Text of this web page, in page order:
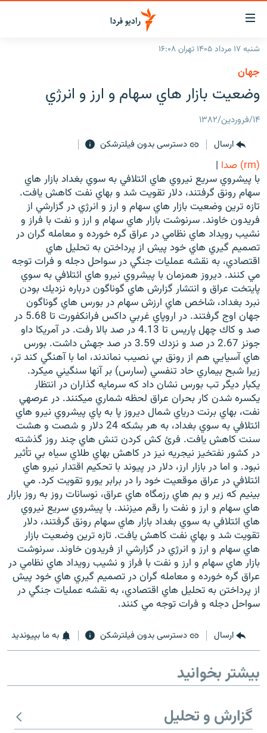
لینک‌های
قابلیت
دسترسی
بازگشت
منوی
اصلی
صفحه
جستجو
جهان
رادیو
انتخاب کنید و بشنوید
برنامه‌های رادیویی
فرکانس‌ها
پادکست
چندرسانه‌ای
گزارش‌های تصویری
گزارش‌های ویدئویی
زنان فردا
English
به ما بپیوندید
زبان‌های دیگر
شنبه ۱۷ مرداد ۱۴۰۵ تهران ۱۶:۰۸
جهان
وضعيت بازار هاي سهام و ارز و انرژي
۱۴/فروردین/۱۳۸۲
ارسال
دسترسی بدون فیلترشکن
(rm) صدا
|
با پيشروي سريع نيروي هاي ائتلافي به سوي بغداد بازار هاي
سهام رونق گرفتند، دلار تقويت شد و بهاي نفت كاهش يافت.
تازه ترين وضعيت بازار هاي سهام و ارز و انرژي در گزارشي از
فريدون خاوند. سرنوشت بازار هاي سهام و ارز و نفت با فراز و
نشيب رويداد هاي نظامي در عراق گره خورده و معامله گران در
تصميم گيري هاي خود پيش از پرداختن به تحليل هاي
اقتصادي، به نقشه عمليات جنگي در سواحل دجله و فرات توجه
مي كنند. ديروز همزمان با پيشروي نيرو هاي ائتلافي به سوي
پايتخت عراق و انتشار گزارش هاي گوناگون درباره نزديك بودن
نبرد بغداد، شاخص هاي ارزش سهام در بورس هاي گوناگون
جهان اوج گرفتند. در اروپاي غربي داكس فرانكفورت تا 5.68 در
صد و كاك چهل پاريس تا 4.13 در صد بالا رفت. در آمريكا داو
جونز 2.67 در صد و نزدك 3.59 در صد جهش داشت. بورس
هاي آسيايي هم از رونق بي نصيب نماندند، اما با آهنگي كند تر،
زيرا شبح بيماري حاد تنفسي (سارس) بر آنها سنگيني ميكرد.
يكبار ديگر تب بورس نشان داد كه سرمايه گذاران در انتظار
يكسره شدن كار بحران عراق لحظه شماري ميكنند. در عرصهي
نفت، بهاي برنت درياي شمال ديروز پا به پاي پيشروي نيرو هاي
ائتلافي به سوي بغداد، به هر بشكه 24 دلار و شصت و هشت
سنت كاهش يافت. فرئ كش كردن تنش هاي چند روز گذشته
در كشور نفتخيز نيجريه نيز در كاهش بهاي طلاي سياه بي تأثير
نبود. و اما در بازار ارز، دلار در پيوند با تحكيم اقتدار نيرو هاي
ائتلافي در عراق موقعيت خود را در برابر يورو تقويت كرد. مي
بينيم كه زير و بم هاي رزمگاه هاي عراق، نوسانات روز به روز بازار
هاي سهام و ارز و نفت را رقم ميزنند. با پيشروي سريع نيروي
هاي ائتلافي به سوي بغداد بازار هاي سهام رونق گرفتند، دلار
تقويت شد و بهاي نفت كاهش يافت. تازه ترين وضعيت بازار
هاي سهام و ارز و انرژي در گزارشي از فريدون خاوند. سرنوشت
بازار هاي سهام و ارز و نفت با فراز و نشيب رويداد هاي نظامي در
عراق گره خورده و معامله گران در تصميم گيري هاي خود پيش
از پرداختن به تحليل هاي اقتصادي، به نقشه عمليات جنگي در
سواحل دجله و فرات توجه مي كنند.
ارسال دسترسی بدون فیلترشکن به ما بپیوندید
بیشتر بخوانید
گزارش و تحلیل